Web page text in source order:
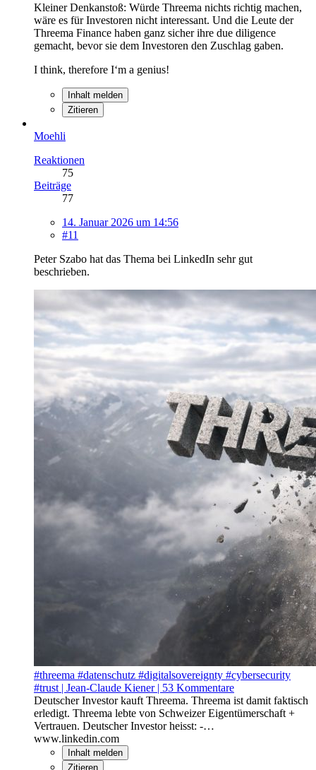
Kleiner Denkanstoß: Würde Threema nichts richtig machen,
wäre es für Investoren nicht interessant. Und die Leute der
Threema Finance haben ganz sicher ihre due diligence
gemacht, bevor sie dem Investoren den Zuschlag gaben.
I think, therefore I‘m a genius!
Inhalt melden
Zitieren
Moehli
Reaktionen
75
Beiträge
77
14. Januar 2026 um 14:56
#11
Peter Szabo hat das Thema bei LinkedIn sehr gut
beschrieben.
#threema #datenschutz #digitalsovereignty #cybersecurity
#trust | Jean-Claude Kiener | 53 Kommentare
Deutscher Investor kauft Threema. Threema ist damit faktisch
erledigt. Threema lebte von Schweizer Eigentümerschaft +
Vertrauen. Deutscher Investor heisst: -…
www.linkedin.com
Inhalt melden
Zitieren